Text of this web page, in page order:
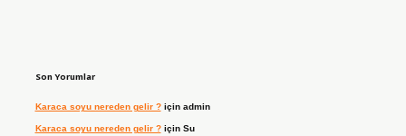
Son Yorumlar
Karaca soyu nereden gelir ?için admin
Karaca soyu nereden gelir ?için Su